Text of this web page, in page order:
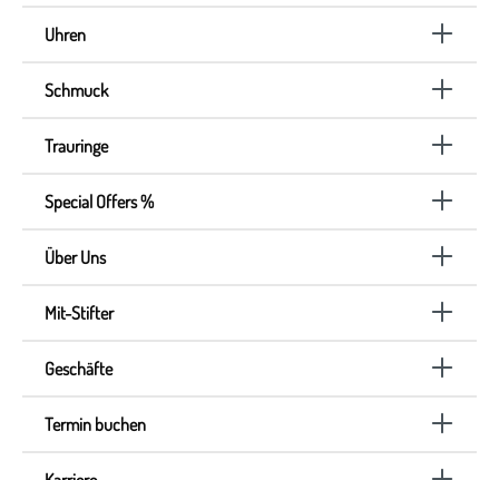
Uhren
Schmuck
Trauringe
Special Offers %
Über Uns
Mit-Stifter
Geschäfte
Termin buchen